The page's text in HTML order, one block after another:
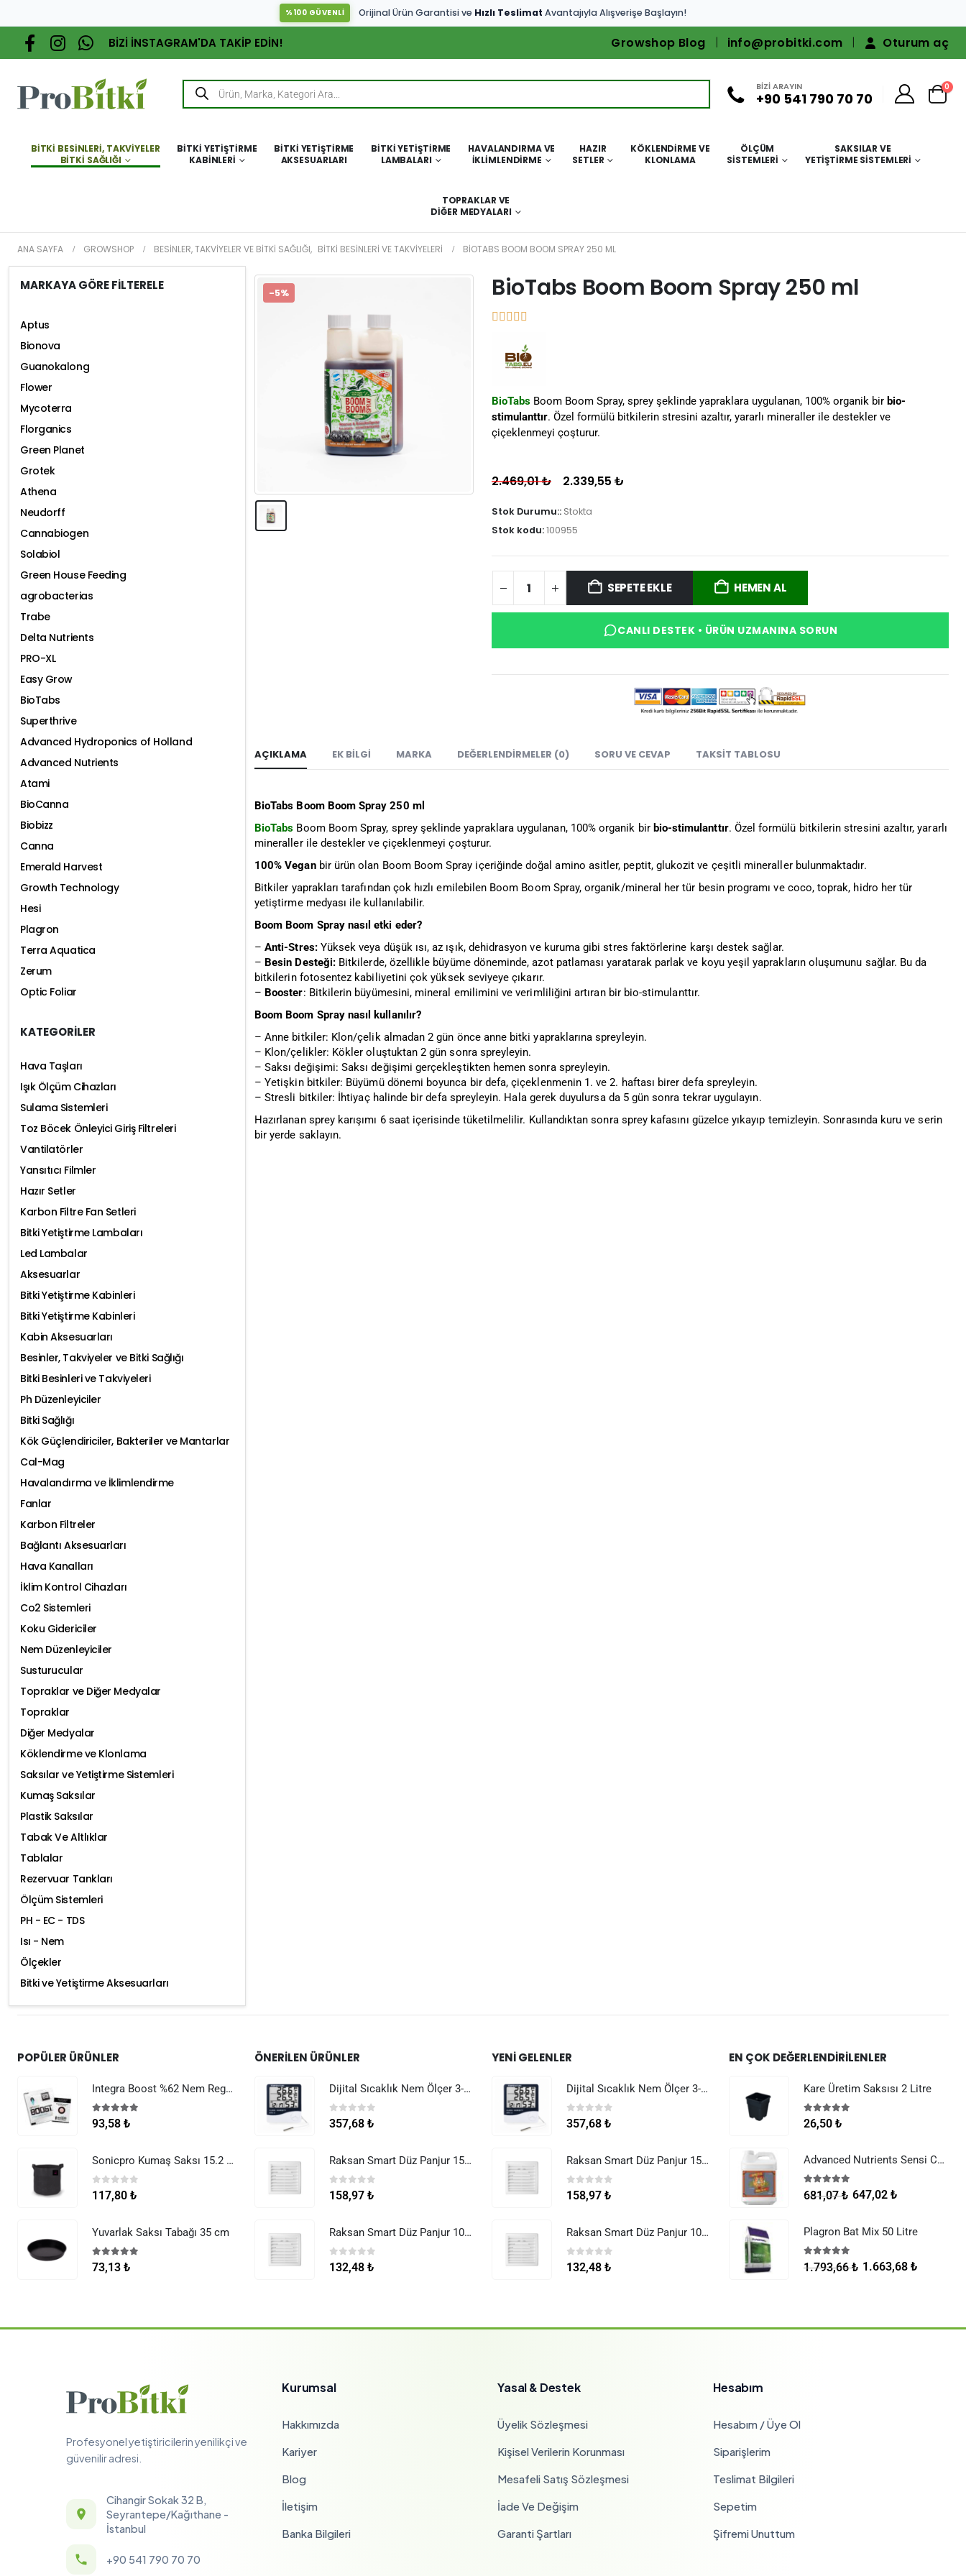
%100 GÜVENLİ Orijinal Ürün Garantisi ve Hızlı Teslimat Avantajıyla Alışverişe Başlayın!
BİZİ İNSTAGRAM'DA TAKİP EDİN! Growshop Blog info@probitki.com Oturum aç
BİZİ ARAYIN
+90 541 790 70 70
0
BITKI BESINLERI, TAKVIYELER
BITKI SAĞLIĞI
BITKI YETIŞTIRME
KABINLERI
BITKI YETIŞTIRME
AKSESUARLARI
BITKI YETIŞTIRME
LAMBALARI
HAVALANDIRMA VE
İKLIMLENDIRME
HAZIR
SETLER
KÖKLENDIRME VE
KLONLAMA
ÖLÇÜM
SISTEMLERI
SAKSILAR VE
YETIŞTIRME SISTEMLERI
TOPRAKLAR VE
DIĞER MEDYALARI
ANA SAYFA GROWSHOP BESINLER, TAKVIYELER VE BITKI SAĞLIĞI, BITKI BESINLERI VE TAKVIYELERI BIOTABS BOOM BOOM SPRAY 250 ML
-5% BioTabs Boom Boom Spray 250 ml
BioTabs Boom Boom Spray, sprey şeklinde yapraklara uygulanan, 100% organik bir bio-
stimulanttır. Özel formülü bitkilerin stresini azaltır, yararlı mineraller ile destekler ve
çiçeklenmeyi çoşturur.
2.469,01₺ 2.339,55 ₺
Stok Durumu:: Stokta
Stok kodu:100955
SEPETE EKLE HEMEN AL
CANLI DESTEK • ÜRÜN UZMANINA SORUN
AÇIKLAMA EK BILGI MARKA DEĞERLENDIRMELER (0) SORU VE CEVAP TAKSIT TABLOSU
BioTabs Boom Boom Spray 250 ml
BioTabs Boom Boom Spray, sprey şeklinde yapraklara uygulanan, 100% organik bir bio-stimulanttır. Özel formülü bitkilerin stresini azaltır, yararlı
mineraller ile destekler ve çiçeklenmeyi çoşturur.
100% Veganbir ürün olan Boom Boom Spray içeriğinde doğal amino asitler, peptit, glukozit ve çeşitli mineraller bulunmaktadır.
Bitkiler yaprakları tarafından çok hızlı emilebilen Boom Boom Spray, organik/mineral her tür besin programı ve coco, toprak, hidro her tür
yetiştirme medyası ile kullanılabilir.
Boom Boom Spray nasıl etki eder?
–Anti-Stres:Yüksek veya düşük ısı, az ışık, dehidrasyon ve kuruma gibi stres faktörlerine karşı destek sağlar.
– Besin Desteği:Bitkilerde, özellikle büyüme döneminde, azot patlaması yaratarak parlak ve koyu yeşil yaprakların oluşumunu sağlar. Bu da
bitkilerin fotosentez kabiliyetini çok yüksek seviyeye çıkarır.
– Booster: Bitkilerin büyümesini, mineral emilimini ve verimliliğini artıran bir bio-stimulanttır.
Boom Boom Spray nasıl kullanılır?
– Anne bitkiler: Klon/çelik almadan 2 gün önce anne bitki yapraklarına spreyleyin.
– Klon/çelikler: Kökler oluştuktan 2 gün sonra spreyleyin.
– Saksı değişimi: Saksı değişimi gerçekleştikten hemen sonra spreyleyin.
– Yetişkin bitkiler: Büyümü dönemi boyunca bir defa, çiçeklenmenin 1. ve 2. haftası birer defa spreyleyin.
– Stresli bitkiler: İhtiyaç halinde bir defa spreyleyin. Hala gerek duyulursa da 5 gün sonra tekrar uygulayın.
Hazırlanan sprey karışımı 6 saat içerisinde tüketilmelilir. Kullandıktan sonra sprey kafasını güzelce yıkayıp temizleyin. Sonrasında kuru ve serin
bir yerde saklayın.
MARKAYA GÖRE FİLTERELE
Aptus
Bionova
Guanokalong
Flower
Mycoterra
Florganics
Green Planet
Grotek
Athena
Neudorff
Cannabiogen
Solabiol
Green House Feeding
agrobacterias
Trabe
Delta Nutrients
PRO-XL
Easy Grow
BioTabs
Superthrive
Advanced Hydroponics of Holland
Advanced Nutrients
Atami
BioCanna
Biobizz
Canna
Emerald Harvest
Growth Technology
Hesi
Plagron
Terra Aquatica
Zerum
Optic Foliar
KATEGORİLER
Hava Taşları
Işık Ölçüm Cihazları
Sulama Sistemleri
Toz Böcek Önleyici Giriş Filtreleri
Vantilatörler
Yansıtıcı Filmler
Hazır Setler
Karbon Filtre Fan Setleri
Bitki Yetiştirme Lambaları
Led Lambalar
Aksesuarlar
Bitki Yetiştirme Kabinleri
Bitki Yetiştirme Kabinleri
Kabin Aksesuarları
Besinler, Takviyeler ve Bitki Sağlığı
Bitki Besinleri ve Takviyeleri
Ph Düzenleyiciler
Bitki Sağlığı
Kök Güçlendiriciler, Bakteriler ve Mantarlar
Cal-Mag
Havalandırma ve İklimlendirme
Fanlar
Karbon Filtreler
Bağlantı Aksesuarları
Hava Kanalları
İklim Kontrol Cihazları
Co2 Sistemleri
Koku Gidericiler
Nem Düzenleyiciler
Susturucular
Topraklar ve Diğer Medyalar
Topraklar
Diğer Medyalar
Köklendirme ve Klonlama
Saksılar ve Yetiştirme Sistemleri
Kumaş Saksılar
Plastik Saksılar
Tabak Ve Altlıklar
Tablalar
Rezervuar Tankları
Ölçüm Sistemleri
PH - EC - TDS
Isı - Nem
Ölçekler
Bitki ve Yetiştirme Aksesuarları
POPÜLER ÜRÜNLER
Integra Boost %62 Nem Regülatörü 8 g
5.005 üzerinden
93,58 ₺
Sonicpro Kumaş Saksı 15.2 Litre (4 Galon)
0 5 üzerinden
117,80 ₺
Yuvarlak Saksı Tabağı 35 cm
5.00 5 üzerinden
73,13 ₺
ÖNERILEN ÜRÜNLER
Dijital Sıcaklık Nem Ölçer 3-1 Sensör Kablolu
05 üzerinden
357,68 ₺
Raksan Smart Düz Panjur 150 mm Sinek Telli
0 5 üzerinden
158,97 ₺
Raksan Smart Düz Panjur 100 mm Sinek Telli
0 5 üzerinden
132,48 ₺
YENI GELENLER
Dijital Sıcaklık Nem Ölçer 3-1 Sensör Kablolu
05 üzerinden
357,68 ₺
Raksan Smart Düz Panjur 150 mm Sinek Telli
0 5 üzerinden
158,97 ₺
Raksan Smart Düz Panjur 100 mm Sinek Telli
0 5 üzerinden
132,48 ₺
EN ÇOK DEĞERLENDIRILENLER
Kare Üretim Saksısı 2 Litre
5.005 üzerinden
26,50 ₺
Advanced Nutrients Sensi Cal Mag Xtra 250 ml
5.00 5 üzerinden
681,07₺ 647,02 ₺
Plagron Bat Mix 50 Litre
5.00 5 üzerinden
1.793,66₺ 1.663,68 ₺
Profesyonel yetiştiricilerin yenilikçi ve
güvenilir adresi.
Cihangir Sokak 32 B,
Seyrantepe/Kağıthane -
İstanbul
+90 541 790 70 70
Kurumsal
Hakkımızda
Kariyer
Blog
İletişim
Banka Bilgileri
Yasal & Destek
Üyelik Sözleşmesi
Kişisel Verilerin Korunması
Mesafeli Satış Sözleşmesi
İade Ve Değişim
Garanti Şartları
Hesabım
Hesabım / Üye Ol
Siparişlerim
Teslimat Bilgileri
Sepetim
Şifremi Unuttum